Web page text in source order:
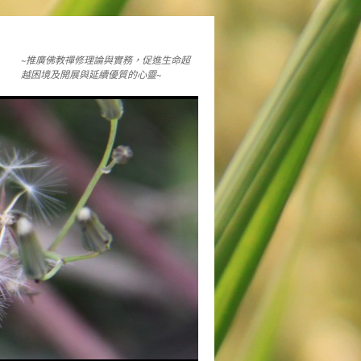
~推廣佛教禪修理論與實務，促進生命超
越困境及開展與延續優質的心靈~